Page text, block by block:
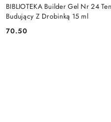
BIBLIOTEKA Builder Gel Nr 24
Budujący Z Drobinką 15 ml
Cena:
70.50